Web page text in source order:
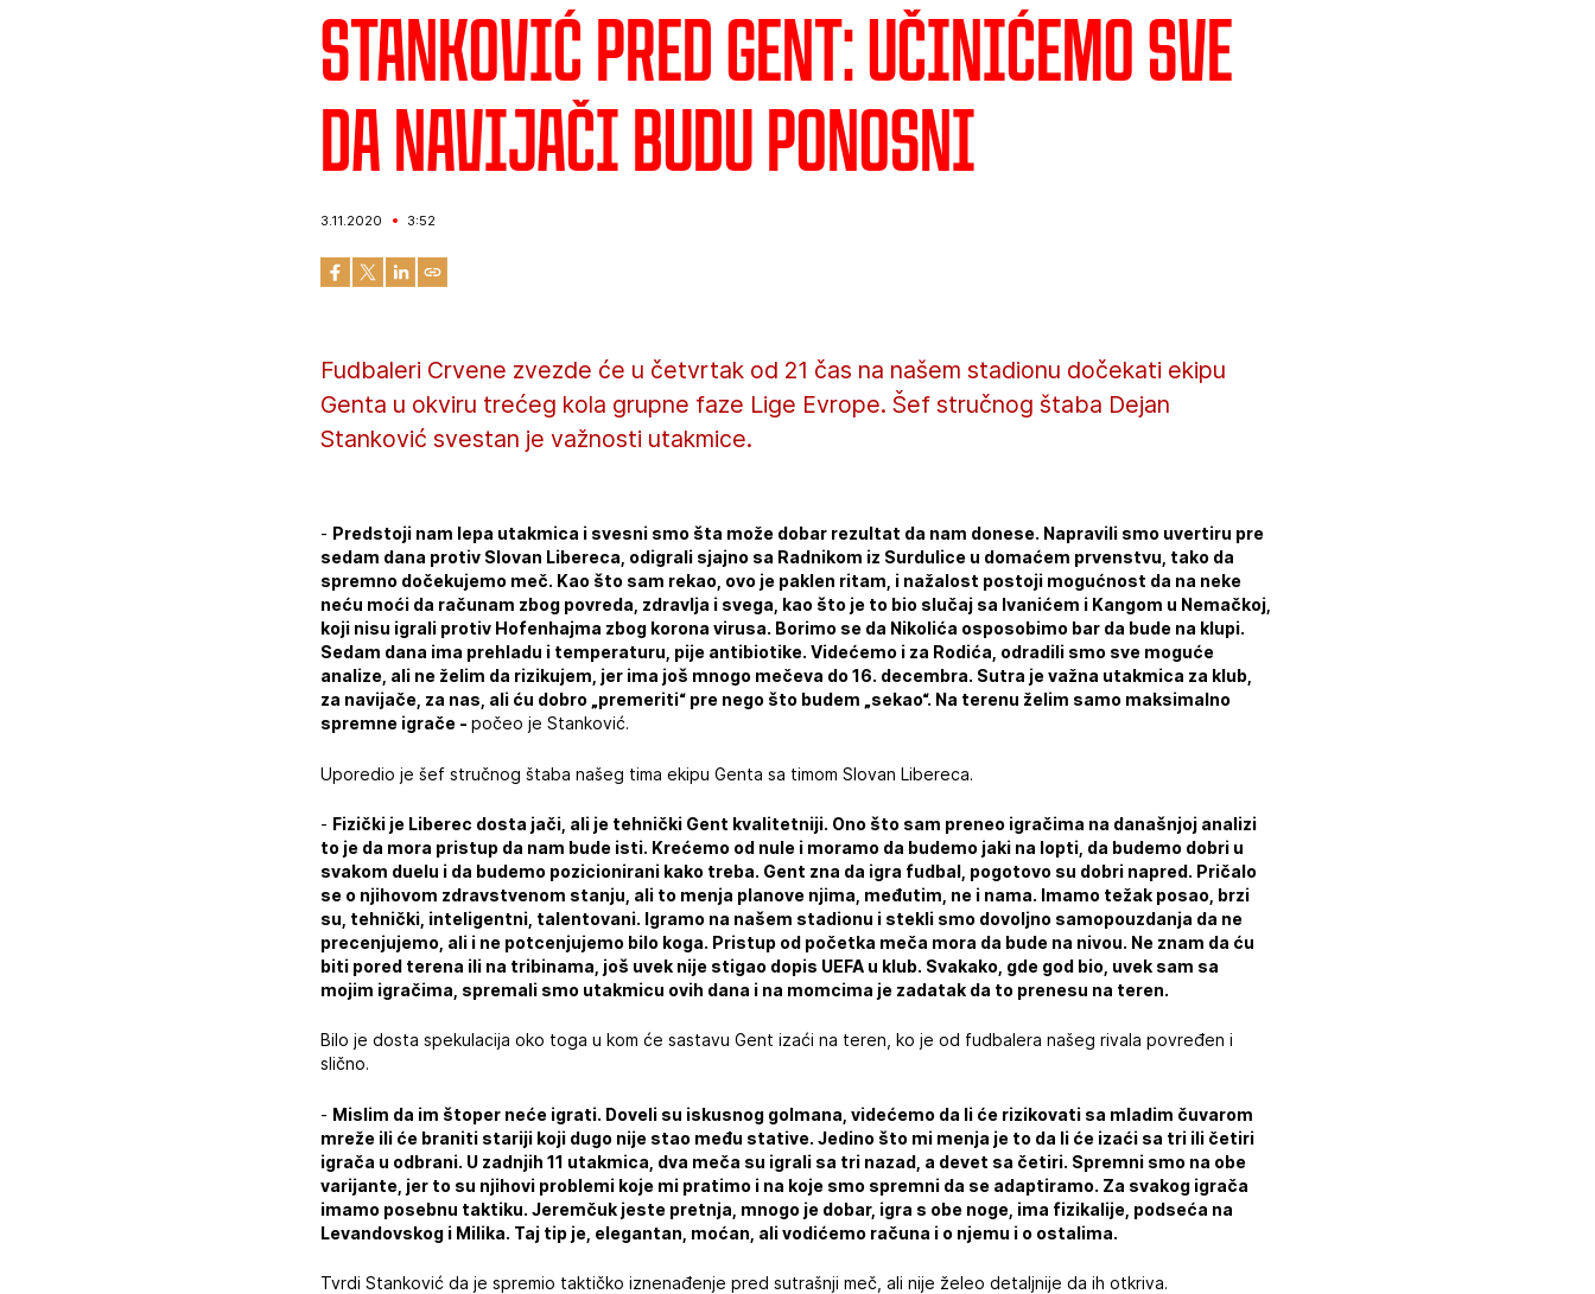
Stanković pred Gent: Učinićemo sve
da navijači budu ponosni
3.11.2020 3:52
Fudbaleri Crvene zvezde će u četvrtak od 21 čas na našem stadionu dočekati ekipu
Genta u okviru trećeg kola grupne faze Lige Evrope. Šef stručnog štaba Dejan
Stanković svestan je važnosti utakmice.
- Predstoji nam lepa utakmica i svesni smo šta može dobar rezultat da nam donese. Napravili smo uvertiru pre
sedam dana protiv Slovan Libereca, odigrali sjajno sa Radnikom iz Surdulice u domaćem prvenstvu, tako da
spremno dočekujemo meč. Kao što sam rekao, ovo je paklen ritam, i nažalost postoji mogućnost da na neke
neću moći da računam zbog povreda, zdravlja i svega, kao što je to bio slučaj sa Ivanićem i Kangom u Nemačkoj,
koji nisu igrali protiv Hofenhajma zbog korona virusa. Borimo se da Nikolića osposobimo bar da bude na klupi.
Sedam dana ima prehladu i temperaturu, pije antibiotike. Videćemo i za Rodića, odradili smo sve moguće
analize, ali ne želim da rizikujem, jer ima još mnogo mečeva do 16. decembra. Sutra je važna utakmica za klub,
za navijače, za nas, ali ću dobro „premeriti“ pre nego što budem „sekao“. Na terenu želim samo maksimalno
spremne igrače -počeo je Stanković.
Uporedio je šef stručnog štaba našeg tima ekipu Genta sa timom Slovan Libereca.
- Fizički je Liberec dosta jači, ali je tehnički Gent kvalitetniji. Ono što sam preneo igračima na današnjoj analizi
to je da mora pristup da nam bude isti. Krećemo od nule i moramo da budemo jaki na lopti, da budemo dobri u
svakom duelu i da budemo pozicionirani kako treba. Gent zna da igra fudbal, pogotovo su dobri napred. Pričalo
se o njihovom zdravstvenom stanju, ali to menja planove njima, međutim, ne i nama. Imamo težak posao, brzi
su, tehnički, inteligentni, talentovani. Igramo na našem stadionu i stekli smo dovoljno samopouzdanja da ne
precenjujemo, ali i ne potcenjujemo bilo koga. Pristup od početka meča mora da bude na nivou. Ne znam da ću
biti pored terena ili na tribinama, još uvek nije stigao dopis UEFA u klub. Svakako, gde god bio, uvek sam sa
mojim igračima, spremali smo utakmicu ovih dana i na momcima je zadatak da to prenesu na teren.
Bilo je dosta spekulacija oko toga u kom će sastavu Gent izaći na teren, ko je od fudbalera našeg rivala povređen i
slično.
- Mislim da im štoper neće igrati. Doveli su iskusnog golmana, videćemo da li će rizikovati sa mladim čuvarom
mreže ili će braniti stariji koji dugo nije stao među stative. Jedino što mi menja je to da li će izaći sa tri ili četiri
igrača u odbrani. U zadnjih 11 utakmica, dva meča su igrali sa tri nazad, a devet sa četiri. Spremni smo na obe
varijante, jer to su njihovi problemi koje mi pratimo i na koje smo spremni da se adaptiramo. Za svakog igrača
imamo posebnu taktiku. Jeremčuk jeste pretnja, mnogo je dobar, igra s obe noge, ima fizikalije, podseća na
Levandovskog i Milika. Taj tip je, elegantan, moćan, ali vodićemo računa i o njemu i o ostalima.
Tvrdi Stanković da je spremio taktičko iznenađenje pred sutrašnji meč, ali nije želeo detaljnije da ih otkriva.